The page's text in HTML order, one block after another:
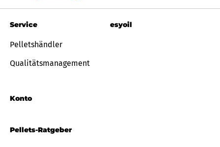
Pellets-Ratgeber
Service
Pelletshändler
Qualitätsmanagement
Konto
esyoil